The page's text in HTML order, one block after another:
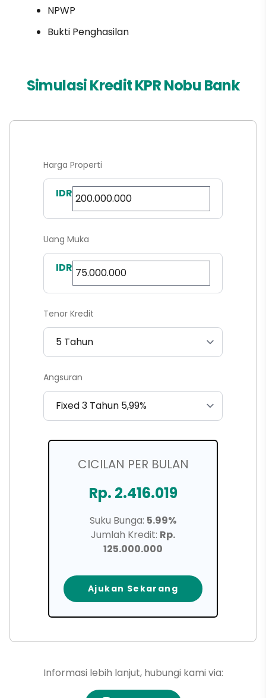
NPWP
Bukti Penghasilan
Simulasi Kredit KPR Nobu Bank
Harga Properti
IDR
Uang Muka
IDR
Tenor Kredit
Angsuran
CICILAN PER BULAN
Rp. 2.416.019
Suku Bunga: 5.99%
Jumlah Kredit: Rp.
125.000.000
Ajukan Sekarang
Informasi lebih lanjut, hubungi kami via: